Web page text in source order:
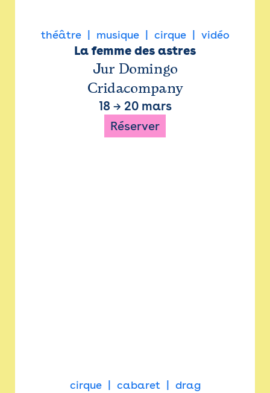
théâtre musique cirque vidéo
La femme des astres
Jur Domingo
Cridacompany
18 → 20 mars
Réserver
cirque cabaret drag